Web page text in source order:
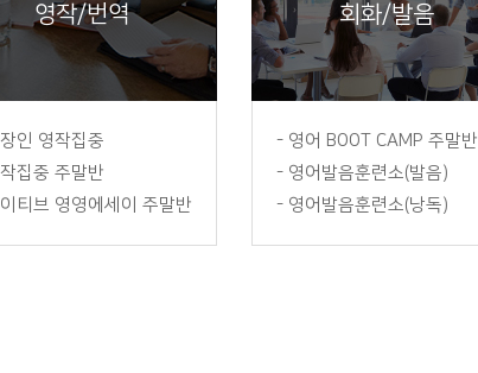
영작/번역
인 영작집중
집중 주말반
티브 영영에세이 주말반
회화/발음
- 영어 BOOT CAMP 주말반
- 영어발음훈련소(발음)
- 영어발음훈련소(낭독)